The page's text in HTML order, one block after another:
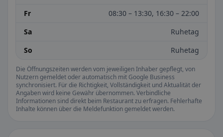
Fr
08:30 – 13:30, 16:30 – 22:00
Sa
Ruhetag
So
Ruhetag
Die Öffnungszeiten werden vom jeweiligen Inhaber gepflegt, von
Nutzern gemeldet oder automatisch mit Google Business
synchronisiert. Für die Richtigkeit, Vollständigkeit und Aktualität der
Angaben wird keine Gewähr übernommen. Verbindliche
Informationen sind direkt beim Restaurant zu erfragen. Fehlerhafte
Inhalte können über die Meldefunktion gemeldet werden.